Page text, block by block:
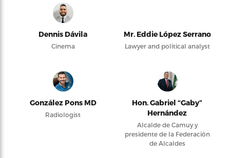
Dennis Dávila
Cinema
Mr. Eddie López Serrano
Lawyer and political analyst
González Pons MD
Radiologist
Hon. Gabriel “Gaby”
Hernández
Alcalde de Camuy y
presidente de la Federación
de Alcaldes